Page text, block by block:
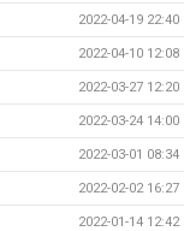
2022-04-19 22:40
2022-04-10 12:08
2022-03-27 12:20
2022-03-24 14:00
2022-03-01 08:34
2022-02-02 16:27
2022-01-14 12:42